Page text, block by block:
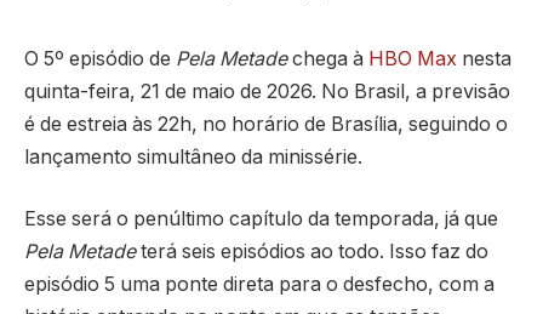
O 5º episódio de Pela Metadechega à HBO Max nesta
quinta-feira, 21 de maio de 2026. No Brasil, a previsão
é de estreia às 22h, no horário de Brasília, seguindo o
lançamento simultâneo da minissérie.
Esse será o penúltimo capítulo da temporada, já que
Pela Metadeterá seis episódios ao todo. Isso faz do
episódio 5 uma ponte direta para o desfecho, com a